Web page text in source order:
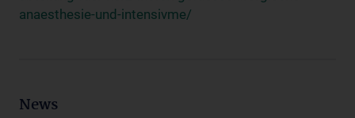
anaesthesie-und-intensivme/
News